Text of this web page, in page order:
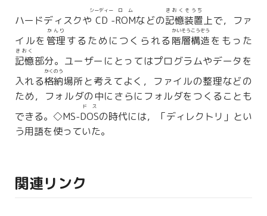
ハードディスクや CD
シーディー
-ROM
ロム
などの記憶装置
きおくそうち
上で，ファ
イルを 管理
かんり
するためにつくられる階層構造
かいそうこうぞう
をもった
記憶
きおく
部分。ユーザーにとってはプログラムやデータを
入れる格納
かくのう
場所と考えてよく，ファイルの整理などの
ため，フォルダの中にさらにフォルダをつくることも
できる。◇MS-DOS
ドス
の時代には，「ディレクトリ」とい
う用語を使っていた。
関連リンク